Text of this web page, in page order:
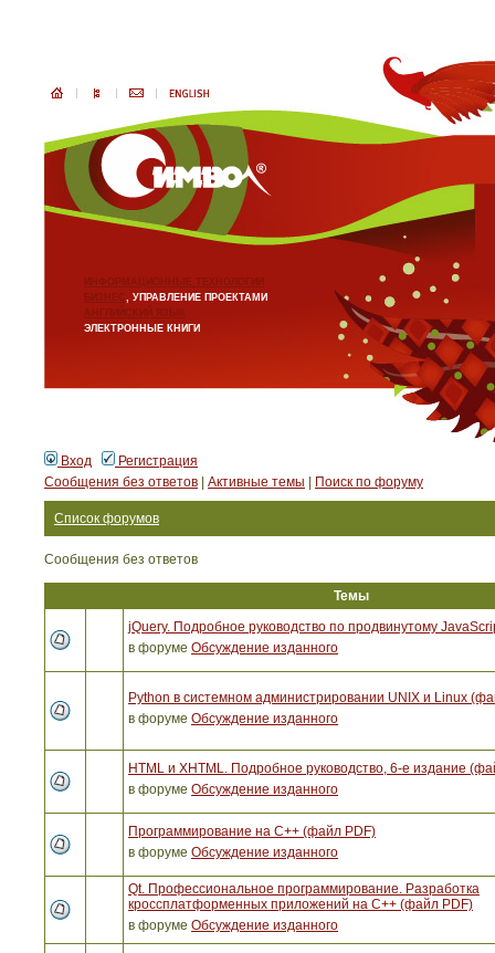
ИНФОРМАЦИОННЫЕ ТЕХНОЛОГИИ
БИЗНЕС, УПРАВЛЕНИЕ ПРОЕКТАМИ
АНГЛИЙСКИЙ ЯЗЫК
ЭЛЕКТРОННЫЕ КНИГИ
Вход
Регистрация
Сообщения без ответов
Активные темы Поиск по форуму
Список форумов
Сообщения без ответов
Темы
jQuery. Подробное руководство по продвинутому
в форуме Обсуждение изданного
Python в системном администрировании UNIX и Linux
в форуме Обсуждение изданного
HTML и XHTML. Подробное руководство, 6-е издание
в форуме Обсуждение изданного
Программирование на C++ (файл PDF)
в форуме Обсуждение изданного
Qt. Профессиональное программирование. Разработка
кроссплатформенных приложений на С++ (файл PDF)
в форуме Обсуждение изданного